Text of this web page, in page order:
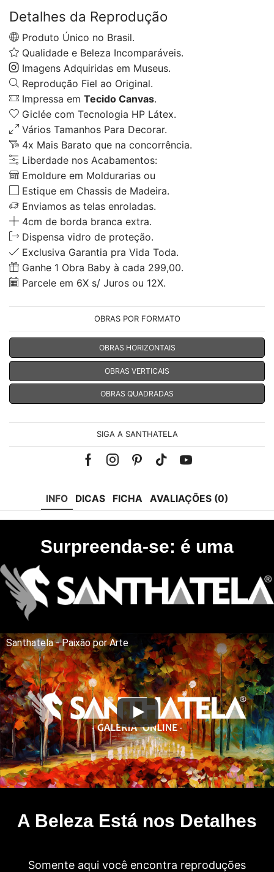
Detalhes da Reprodução
Produto Único no Brasil.
Qualidade e Beleza Incomparáveis.
Imagens Adquiridas em Museus.
Reprodução Fiel ao Original.
Impressa em Tecido Canvas.
Giclée com Tecnologia HP Látex.
Vários Tamanhos Para Decorar.
4x Mais Barato que na concorrência.
Liberdade nos Acabamentos:
Emoldure em Moldurarias ou
Estique em Chassis de Madeira.
Enviamos as telas enroladas.
4cm de borda branca extra.
Dispensa vidro de proteção.
Exclusiva Garantia pra Vida Toda.
Ganhe 1 Obra Baby à cada 299,00.
Parcele em 6X s/ Juros ou 12X.
OBRAS POR FORMATO
OBRAS HORIZONTAIS
OBRAS VERTICAIS
OBRAS QUADRADAS
SIGA A SANTHATELA
Facebook
Instagram
Pinterest
Tik-Youtube
INFO DICAS FICHA AVALIAÇÕES (0)
Surpreenda-se: é uma
Santhatela - Paixão por Arte
A Beleza Está nos Detalhes
Somente aqui você encontra reproduções